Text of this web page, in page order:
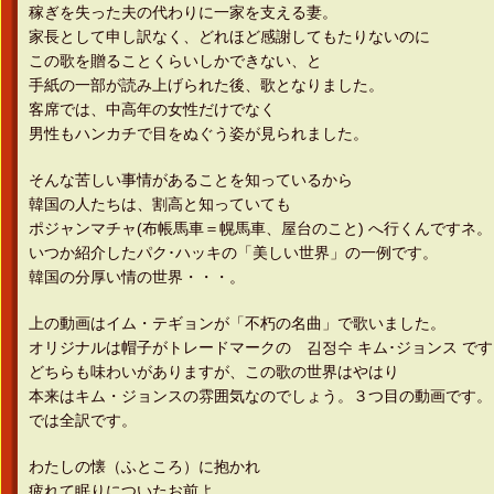
稼ぎを失った夫の代わりに一家を支える妻。
家長として申し訳なく、どれほど感謝してもたりないのに
この歌を贈ることくらいしかできない、と
手紙の一部が読み上げられた後、歌となりました。
客席では、中高年の女性だけでなく
男性もハンカチで目をぬぐう姿が見られました。
そんな苦しい事情があることを知っているから
韓国の人たちは、割高と知っていても
ポジャンマチャ(布帳馬車＝幌馬車、屋台のこと) へ行くんですネ。
いつか紹介したパク･ハッキの「美しい世界」の一例です。
韓国の分厚い情の世界・・・。
上の動画はイム・テギョンが「不朽の名曲」で歌いました。
オリジナルは帽子がトレードマークの 김정수 キム･ジョンス で
どちらも味わいがありますが、この歌の世界はやはり
本来はキム・ジョンスの雰囲気なのでしょう。３つ目の動画です。
では全訳です。
わたしの懐（ふところ）に抱かれ